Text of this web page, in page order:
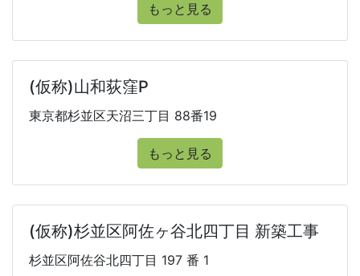
もっと見る
(仮称)山和荻窪P
東京都杉並区天沼三丁目 88番19
もっと見る
(仮称)杉並区阿佐ヶ谷北四丁目 新築工事
杉並区阿佐谷北四丁目 197 番 1